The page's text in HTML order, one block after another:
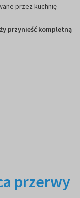
przez kuchnię
przynieść kompletną
przerwy